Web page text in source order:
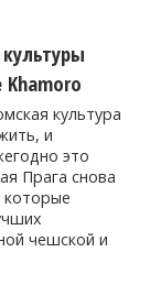
культура
и
это
Прага снова
которые
чешской и